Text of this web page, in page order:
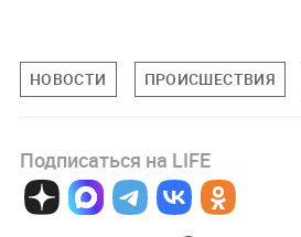
НОВОСТИ ПРОИСШЕСТВИЯ
Подписаться на LIFE